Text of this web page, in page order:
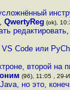
,QwertyReg (ok),
редактировать,
VS Code или
второй на
(96), 11:05 , 29-
но это,